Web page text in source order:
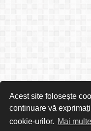
Acest site folosește
continuare vă
cookie-urilor. Mai